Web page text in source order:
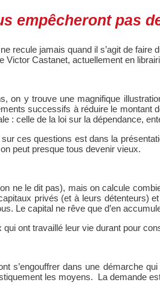
empêcheront pas
recule jamais quand il s’agit de
Victor Castanet, actuellement en
on y trouve une magnifique
successifs à réduire le montant
: celle de la loi sur la dépendance,
ces questions est dans la
peut presque tous devenir vieux.
ne le dit pas), mais on calcule
privés (et à leurs détenteurs)
Le capital ne rêve que d’en
qui ont travaillé leur vie durant pour
s’engouffrer dans une démarche
les moyens. La demande